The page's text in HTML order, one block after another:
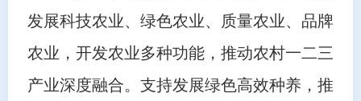
发展科技农业、绿色农业、质量农业、品牌
农业，开发农业多种功能，推动农村一二三
产业深度融合。支持发展绿色高效种养，推